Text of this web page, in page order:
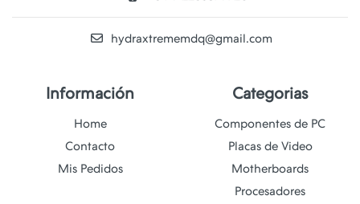
hydraxtrememdq@gmail.com
Información
Home
Contacto
Mis Pedidos
Categorias
Componentes de PC
Placas de Video
Motherboards
Procesadores